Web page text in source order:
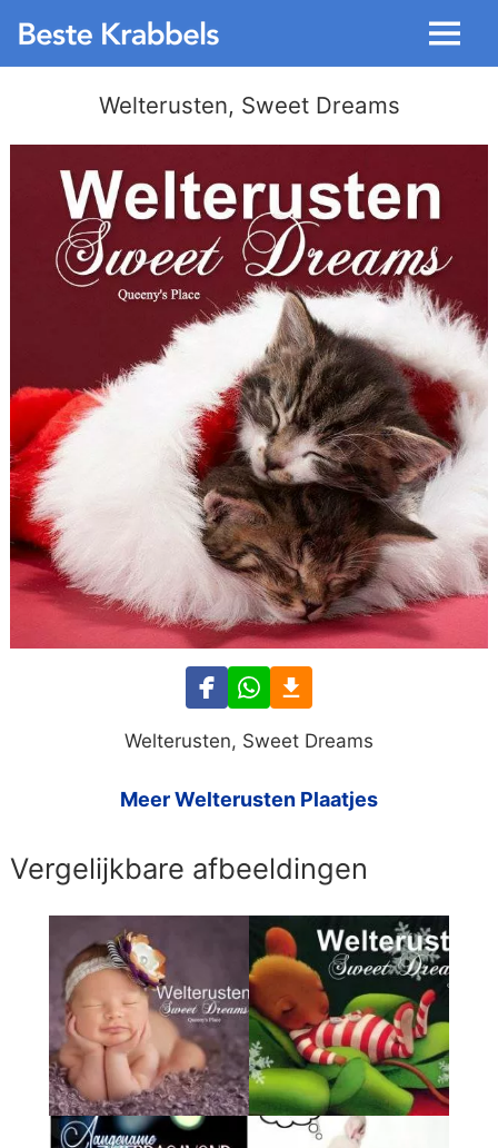
Menu
Welterusten, Sweet Dreams
Welterusten, Sweet Dreams
Meer Welterusten Plaatjes
Vergelijkbare afbeeldingen